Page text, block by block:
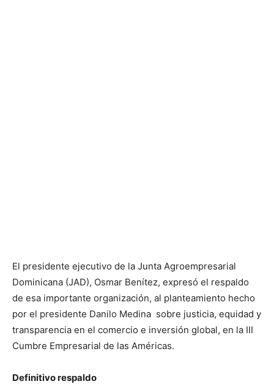
El presidente ejecutivo de la Junta Agroempresarial
Dominicana (JAD), Osmar Benítez, expresó el respaldo
de esa importante organización, al planteamiento hecho
por el presidente Danilo Medina sobre justicia, equidad y
transparencia en el comercio e inversión global, en la III
Cumbre Empresarial de las Américas.
Definitivo respaldo